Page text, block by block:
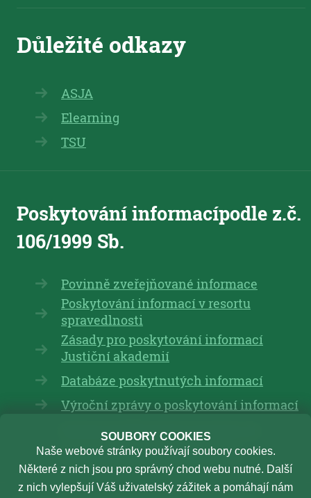
ASJA
Elearning
TSU
Poskytování informacípodle z.č.
106/1999 Sb.
Povinně zveřejňované informace
Poskytování informací v resortu
spravedlnosti
Zásady pro poskytování informací
Justiční akademií
Databáze poskytnutých informací
Výroční zprávy o poskytování informací
Interní protikorupční program JA
Etický kodex zaměstnance JA
SOUBORY COOKIES
Naše webové stránky používají soubory cookies.
Některé z nich jsou pro správný chod webu nutné. Další
z nich vylepšují Váš uživatelský zážitek a pomáhají nám